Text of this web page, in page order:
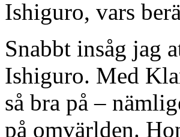
Ishiguro, vars
Snabbt insåg jag
Ishiguro. Med
så bra på –
på omvärlden.